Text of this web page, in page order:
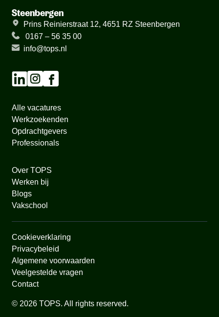
Steenbergen
Prins Reinierstraat 12, 4651 RZ Steenbergen
0167 – 56 35 00
info@tops.nl
Alle vacatures
Werkzoekenden
Opdrachtgevers
Professionals
Over TOPS
Werken bij
Blogs
Vakschool
Cookieverklaring
Privacybeleid
Algemene voorwaarden
Veelgestelde vragen
Contact
© 2026 TOPS. All rights reserved.